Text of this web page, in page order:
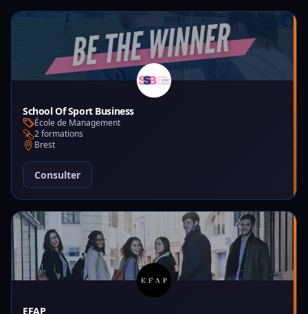
School Of Sport Business
École de Management
2 formations
Brest
Consulter
EFAP